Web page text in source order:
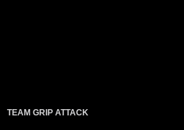
TEAM GRIP ATTACK